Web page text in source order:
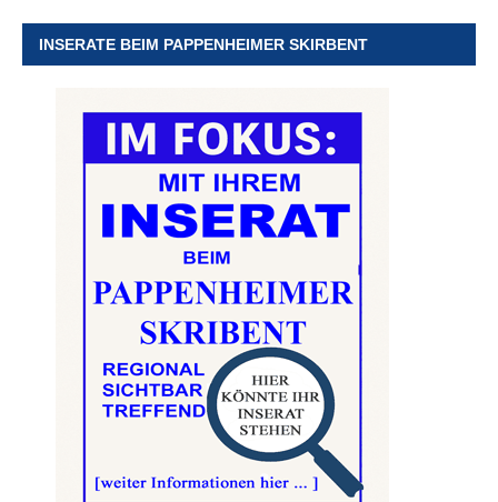
INSERATE BEIM PAPPENHEIMER SKIRBENT